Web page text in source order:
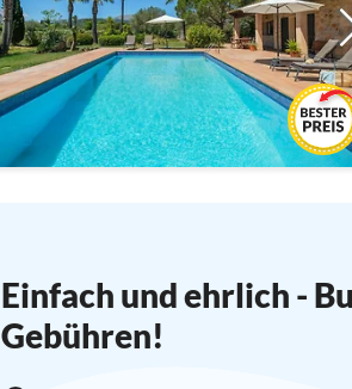
Einfach und ehrlich -
Gebühren!